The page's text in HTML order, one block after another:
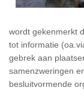
wordt gekenmerkt
tot informatie
gebrek aan
samenzweringen
besluitvormende